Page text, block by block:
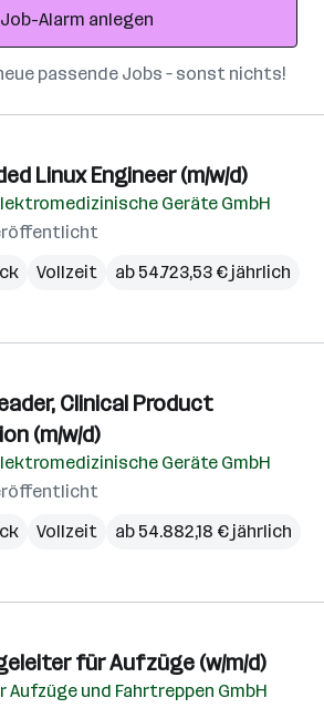
Job-Alarm anlegen
passende Jobs – sonst nichts!
Linux Engineer (m/w/d)
Geräte GmbH
Vollzeit ab 54.723,53 € jährlich
Clinical Product
(m/w/d)
Geräte GmbH
Vollzeit ab 54.882,18 € jährlich
für Aufzüge (w/m/d)
Aufzüge und Fahrtreppen GmbH